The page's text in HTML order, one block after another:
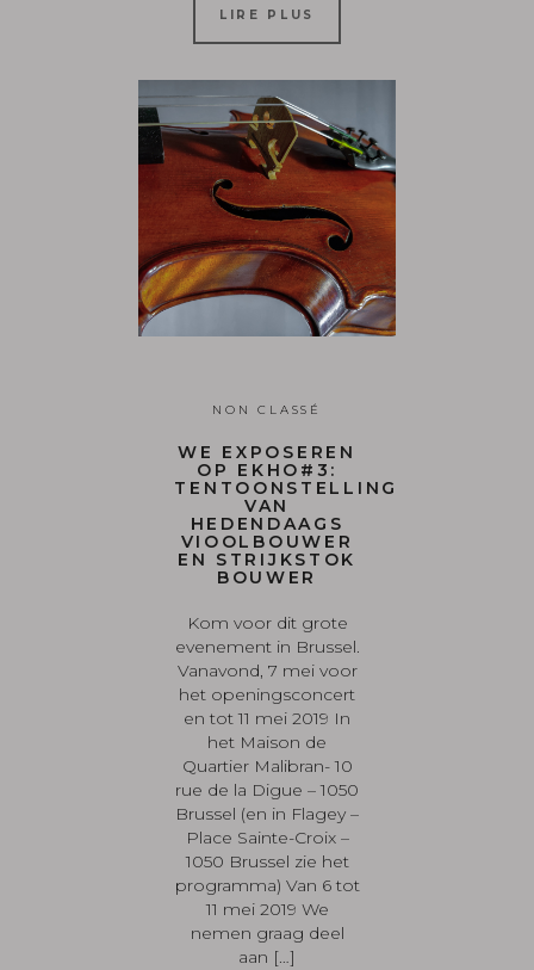
LIRE PLUS
NON CLASSÉ
WE EXPOSEREN
OP EKHO#3:
TENTOONSTELLING
VAN
HEDENDAAGS
VIOOLBOUWER
EN STRIJKSTOK
BOUWER
Kom voor dit grote
evenement in Brussel.
Vanavond, 7 mei voor
het openingsconcert
en tot 11 mei 2019 In
het Maison de
Quartier Malibran- 10
rue de la Digue – 1050
Brussel (en in Flagey –
Place Sainte-Croix –
1050 Brussel zie het
programma) Van 6 tot
11 mei 2019 We
nemen graag deel
aan […]